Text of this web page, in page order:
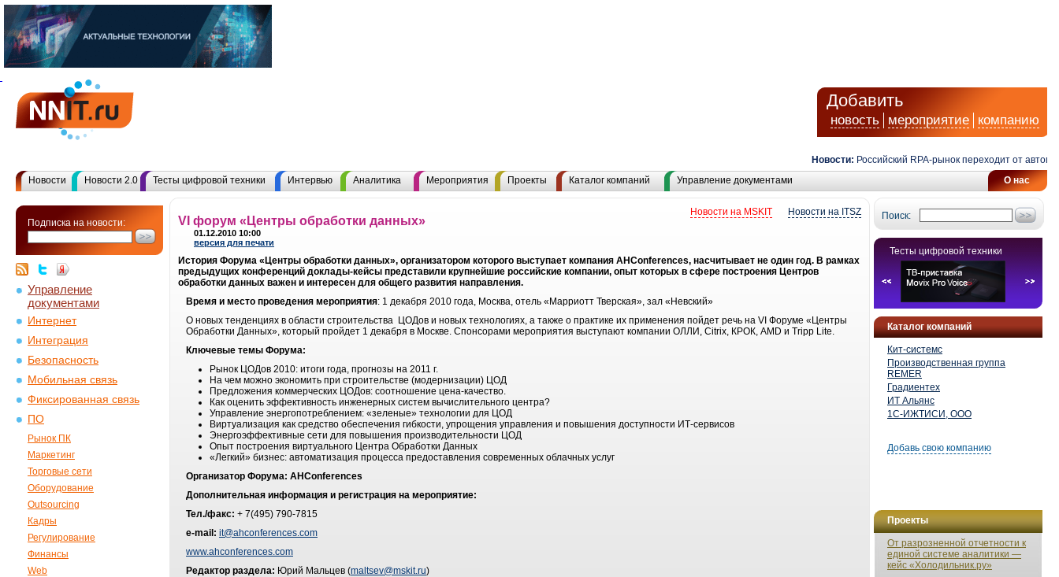
Добавить
новость мероприятие компанию
Новости: Российский RPA-рынок переходит от
О нас
Новости Новости 2.0 Тесты цифровой техники Интервью Аналитика Мероприятия Проекты Каталог компаний Управление документами
Подписка на новости:
Управление
документами
Интернет
Интеграция
Безопасность
Мобильная связь
Фиксированная связь
ПО
Рынок ПК
Маркетинг
Торговые сети
Оборудование
Outsourcing
Кадры
Регулирование
Финансы
Web
Поиск:
Тесты цифровой техники
Каталог компаний
Кит-системс
Производственная группа
REMER
Градиентех
ИТ Альянс
1С-ИЖТИСИ, ООО
Добавь свою компанию
Проекты
От разрозненной отчетности к
единой системе аналитики —
кейс «Холодильник.ру»
Новости на ITSZ
Новости на MSKIT
VI форум «Центры обработки данных»
01.12.2010 10:00
версия для печати
История Форума «Центры обработки данных», организатором которого выступает компания AHConferences, насчитывает не один год. В рамках
предыдущих конференций доклады-кейсы представили крупнейшие российские компании, опыт которых в сфере построения Центров
обработки данных важен и интересен для общего развития направления.
Время и место проведения мероприятия: 1 декабря 2010 года, Москва, отель «Марриотт Тверская», зал «Невский»
О новых тенденциях в области строительства ЦОДов и новых технологиях, а также о практике их применения пойдет речь на VI Форуме «Центры
Обработки Данных», который пройдет 1 декабря в Москве. Спонсорами мероприятия выступают компании ОЛЛИ, Citrix, КРОК, AMD и Tripp Lite.
Ключевые темы Форума:
Рынок ЦОДов 2010: итоги года, прогнозы на 2011 г.
На чем можно экономить при строительстве (модернизации) ЦОД
Предложения коммерческих ЦОДов: соотношение цена-качество.
Как оценить эффективность инженерных систем вычислительного центра?
Управление энергопотреблением: «зеленые» технологии для ЦОД
Виртуализация как средство обеспечения гибкости, упрощения управления и повышения доступности ИТ-сервисов
Энергоэффективные сети для повышения производительности ЦОД
Опыт построения виртуального Центра Обработки Данных
«Легкий» бизнес: автоматизация процесса предоставления современных облачных услуг
Организатор Форума: AHConferences
Дополнительная информация и регистрация на мероприятие:
Тел./факс: + 7(495) 790-7815
e-mail : it@ahconferences.com
www.ahconferences.com
Редактор раздела: Юрий Мальцев (maltsev@mskit.ru)